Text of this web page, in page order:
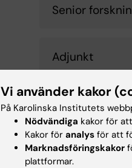
Senior
Adjunkt
Assisterande
Lektor
Vi använder kakor
På Karolinska Institutets
Nödvändiga kakor för
Kakor för analys för att
Marknadsföringskakor
plattformar.